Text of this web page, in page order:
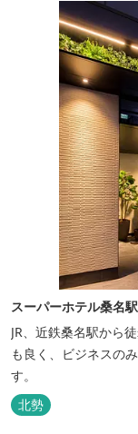
スーパーホテル桑名
JR、近鉄桑名駅から
も良く、ビジネスの
す。
北勢